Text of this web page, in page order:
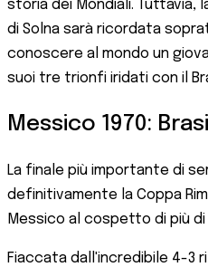
storia dei Mondiali. Tuttavia,
di Solna sarà ricordata
conoscere al mondo un
suoi tre trionfi iridati con il
Messico 1970:
La finale più importante di
definitivamente la Coppa
Messico al cospetto di più
Fiaccata dall'incredibile 4-3